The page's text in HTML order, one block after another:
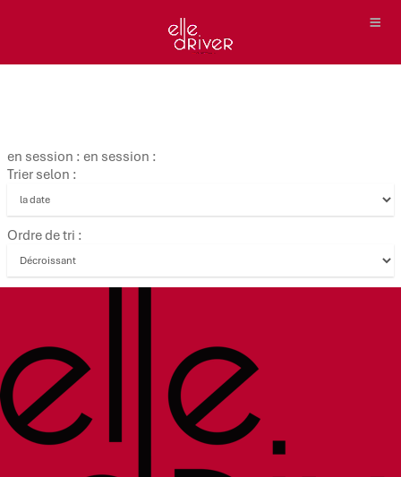
en session : en session :
Trier selon :
Ordre de tri :